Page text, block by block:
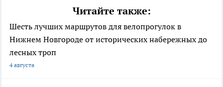
Читайте также:
Шесть лучших маршрутов для велопрогулок в
Нижнем Новгороде от исторических набережных до
лесных троп
4 августа